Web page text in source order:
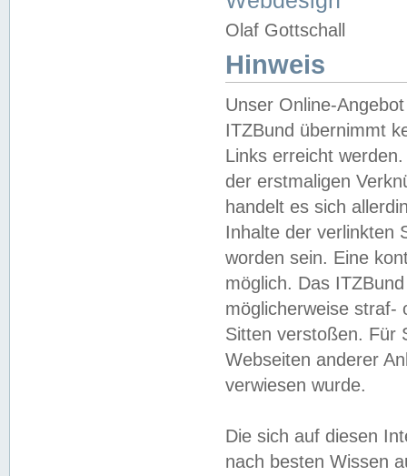
Olaf Gottschall
Hinweis
Unser Online-
ITZBund übernimmt
Links erreicht
der erstmaligen
handelt es sich
Inhalte der verlinkten
worden sein. Eine
möglich. Das
möglicherweise straf-
Sitten verstoßen. Für
Webseiten anderer
verwiesen wurde.
Die sich auf diesen
nach besten Wissen